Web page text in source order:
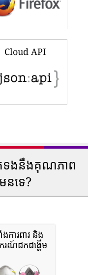
Cloud API
ទងនឹងគុណភាព
នទេ?
ងការពារ និង
រណ៍ដកដង្ហើម